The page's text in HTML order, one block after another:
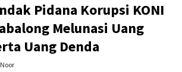
Pidana Korupsi KONI
Melunasi Uang
Uang Denda